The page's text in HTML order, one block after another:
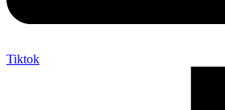
Tiktok